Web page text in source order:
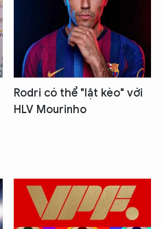
Rodri có thể "lật kèo" với
HLV Mourinho